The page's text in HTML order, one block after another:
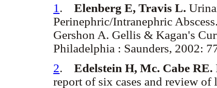
1 . Elenberg E, Travis L.
Perinephric/Intranephric
Gershon A. Gellis & Kagan's
Philadelphia : Saunders, 2002:
2. Edelstein H, Mc. Cabe RE.
report of six cases and review